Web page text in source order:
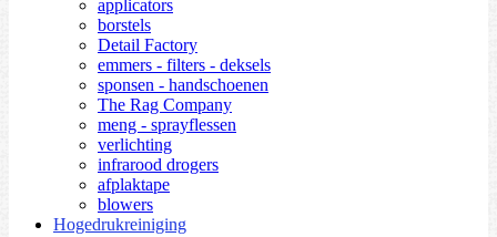
applicators
borstels
Detail Factory
emmers - filters - deksels
sponsen - handschoenen
The Rag Company
meng - sprayflessen
verlichting
infrarood drogers
afplaktape
blowers
Hogedrukreiniging